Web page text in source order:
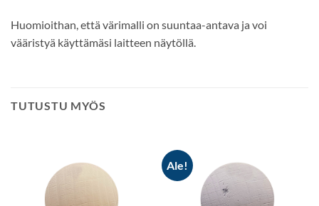
Huomioithan, että värimalli on suuntaa-antava ja voi
vääristyä käyttämäsi laitteen näytöllä.
TUTUSTU MYÖS
Ale!